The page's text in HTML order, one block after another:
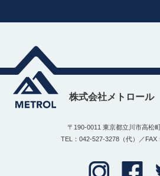
株式会社メトロール
〒190-0011 東京都立川市高松
TEL：042-527-3278（代）／FAX